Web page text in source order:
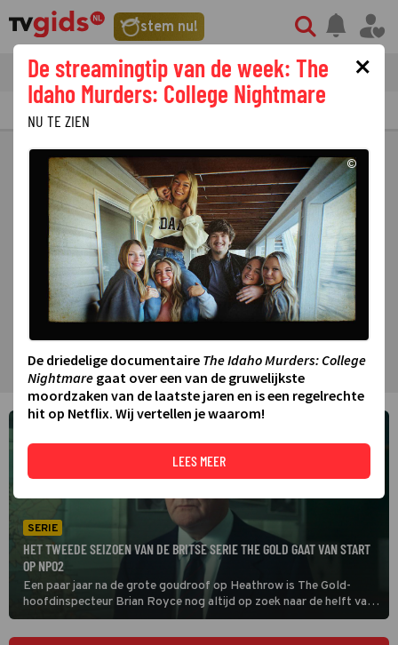
stem nu!
tvgids streaming nieuws
PRIMETIME GEMIST
SERIE
HET TWEEDE SEIZOEN VAN DE BRITSE SERIE THE GOLD GAAT VAN START
OP NPO2
Een paar jaar na de grote goudroof op Heathrow is The Gold-
hoofdinspecteur Brian Royce nog altijd op zoek naar de helft van
de buit . Hij richt zijn vizier op witwasser John 'Goldfinger' Palmer,
die als een koning leeft op Tenerife.
×
De streamingtip van de week: The
Idaho Murders: College Nightmare
NU TE ZIEN
©
De driedelige documentaire The Idaho Murders: College
Nightmare gaat over een van de gruwelijkste
moordzaken van de laatste jaren en is een regelrechte
hit op Netflix. Wij vertellen je waarom!
LEES MEER